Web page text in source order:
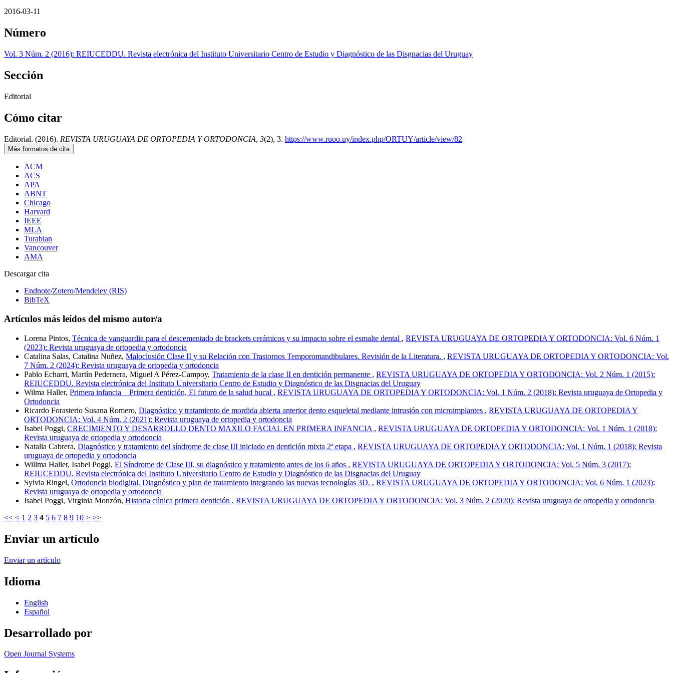
2016-03-11
Número
Vol. 3 Núm. 2 (2016): REIUCEDDU. Revista electrónica del Instituto Universitario Centro de Estudio y Diagnóstico de las Disgnacias del Uruguay
Sección
Editorial
Cómo citar
Editorial. (2016). REVISTA URUGUAYA DE ORTOPEDIA Y ORTODONCIA, 3(2), 3. https://www.ruoo.uy/index.php/ORTUY/article/view/82
Más formatos de cita
ACM
ACS
APA
ABNT
Chicago
Harvard
IEEE
MLA
Turabian
Vancouver
AMA
Descargar cita
Endnote/Zotero/Mendeley (RIS)
BibTeX
Artículos más leídos del mismo autor/a
Lorena Pintos, Técnica de vanguardia para el descementado de brackets cerámicos y su impacto sobre el esmalte dental , REVISTA URUGUAYA DE ORTOPEDIA Y ORTODONCIA: Vol. 6 Núm. 1
(2023): Revista uruguaya de ortopedia y ortodoncia
Catalina Salas, Catalina Nuñez, Maloclusión Clase II y su Relación con Trastornos Temporomandibulares. Revisión de la Literatura. , REVISTA URUGUAYA DE ORTOPEDIA Y ORTODONCIA: Vol.
7 Núm. 2 (2024): Revista uruguaya de ortopedia y ortodoncia
Pablo Echarri, Martín Pedernera, Miguel A Pérez-Campoy, Tratamiento de la clase II en dentición permanente , REVISTA URUGUAYA DE ORTOPEDIA Y ORTODONCIA: Vol. 2 Núm. 1 (2015):
REIUCEDDU. Revista electrónica del Instituto Universitario Centro de Estudio y Diagnóstico de las Disgnacias del Uruguay
Wilma Haller, Primera infancia _ Primera dentición, El futuro de la salud bucal , REVISTA URUGUAYA DE ORTOPEDIA Y ORTODONCIA: Vol. 1 Núm. 2 (2018): Revista uruguaya de Ortopedia y
Ortodoncia
Ricardo Forasterio Susana Romero, Diagnóstico y tratamiento de mordida abierta anterior dento esqueletal mediante intrusión con microimplantes , REVISTA URUGUAYA DE ORTOPEDIA Y
ORTODONCIA: Vol. 4 Núm. 2 (2021): Revista uruguaya de ortopedia y ortodoncia
Isabel Poggi, CRECIMIENTO Y DESARROLLO DENTO MAXILO FACIAL EN PRIMERA INFANCIA , REVISTA URUGUAYA DE ORTOPEDIA Y ORTODONCIA: Vol. 1 Núm. 1 (2018):
Revista uruguaya de ortopedia y ortodoncia
Natalia Cabrera, Diagnóstico y tratamiento del síndrome de clase III iniciado en dentición mixta 2ª etapa , REVISTA URUGUAYA DE ORTOPEDIA Y ORTODONCIA: Vol. 1 Núm. 1 (2018): Revista
uruguaya de ortopedia y ortodoncia
Willma Haller, Isabel Poggi, El Síndrome de Clase III, su diagnóstico y tratamiento antes de los 6 años , REVISTA URUGUAYA DE ORTOPEDIA Y ORTODONCIA: Vol. 5 Núm. 3 (2017):
REIUCEDDU. Revista electrónica del Instituto Universitario Centro de Estudio y Diagnóstico de las Disgnacias del Uruguay
Sylvia Ringel, Ortodoncia biodigital. Diagnóstico y plan de tratamiento integrando las nuevas tecnologías 3D. , REVISTA URUGUAYA DE ORTOPEDIA Y ORTODONCIA: Vol. 6 Núm. 1 (2023):
Revista uruguaya de ortopedia y ortodoncia
Isabel Poggi, Virginia Monzón, Historia clìnica primera dentición , REVISTA URUGUAYA DE ORTOPEDIA Y ORTODONCIA: Vol. 3 Núm. 2 (2020): Revista uruguaya de ortopedia y ortodoncia
<< < 1 2 3 4 5 6 7 8 9 10 > >>
Enviar un artículo
Enviar un artículo
Idioma
English
Español
Desarrollado por
Open Journal Systems